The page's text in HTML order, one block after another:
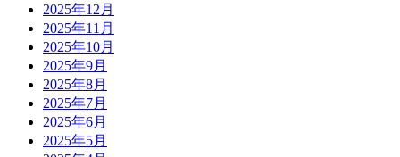
2025年12月
2025年11月
2025年10月
2025年9月
2025年8月
2025年7月
2025年6月
2025年5月